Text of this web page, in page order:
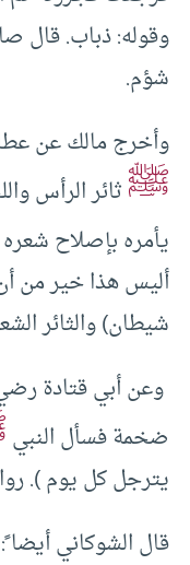
و‏قوله‏:‏ ذباب‏.‏ قال
شؤم.
وأخرج مالك عن
ﷺثائر الرأس
يأمره بإصلاح
أليس هذا خير من
شيطان‏)‏ والثائر
وعن أبي قتادة‏
ضخمة فسأل النبي
يترجل كل يوم ‏)‏‏.‏
قال الشوكاني